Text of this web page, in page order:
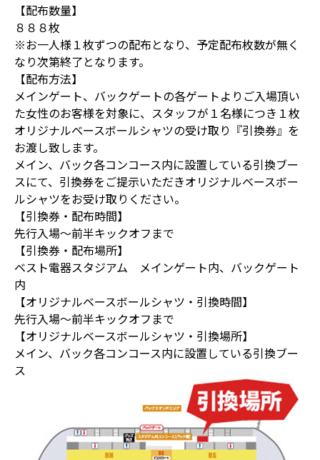
【配布数量】
８８８枚
※お一人様１枚ずつの配布となり、予定配布枚数が無く
なり次第終了となります。
【配布方法】
メインゲート、バックゲートの各ゲートよりご入場頂い
た女性のお客様を対象に、スタッフが１名様につき１枚
オリジナルベースボールシャツの受け取り『引換券』を
お渡し致します。
メイン、バック各コンコース内に設置している引換ブー
スにて、引換券をご提示いただきオリジナルベースボー
ルシャツをお受け取りください。
【引換券・配布時間】
先行入場～前半キックオフまで
【引換券・配布場所】
ベスト電器スタジアム メインゲート内、バックゲート
内
【オリジナルベースボールシャツ・引換時間】
先行入場～前半キックオフまで
【オリジナルベースボールシャツ・引換場所】
メイン、バック各コンコース内に設置している引換ブー
ス